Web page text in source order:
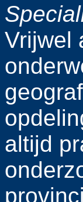
Vrijwel
altijd